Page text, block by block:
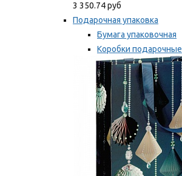
3 350.74 руб
Подарочная упаковка
Бумага упаковочная
Коробки подарочные
Ленты, бобины
Мы рекомендуем